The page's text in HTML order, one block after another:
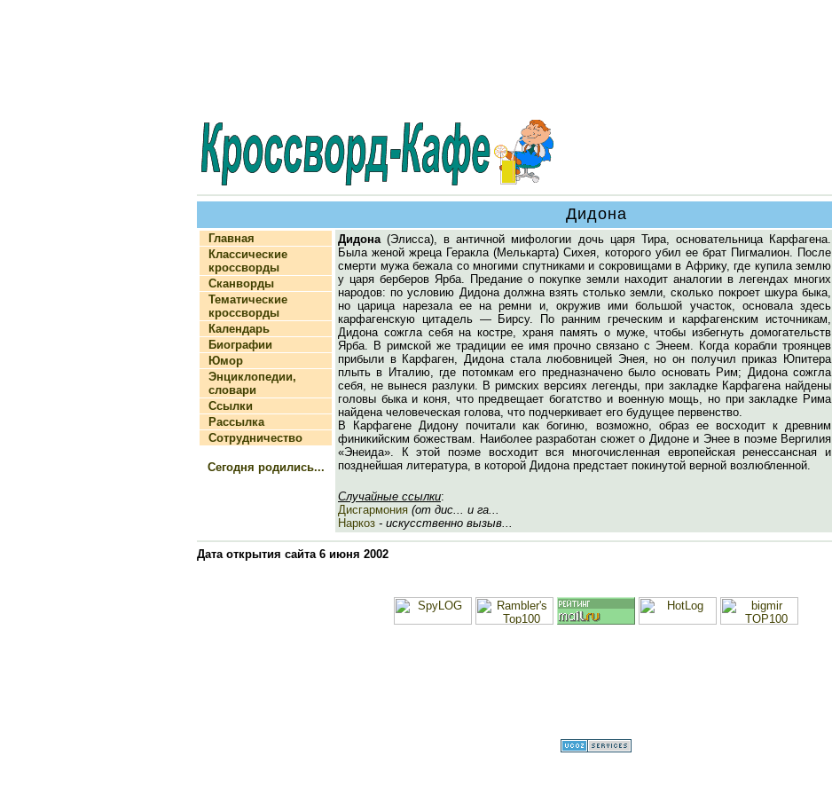
Дидона
Главная
Классические
кроссворды
Сканворды
Тематические
кроссворды
Календарь
Биографии
Юмор
Энциклопедии,
словари
Ссылки
Рассылка
Сотрудничество
Сегодня родились...
Дидона(Элисса), в античной мифологии дочь царя Тира, основательница Карфагена.
Была женой жреца Геракла (Мелькарта) Сихея, которого убил ее брат Пигмалион. После
смерти мужа бежала со многими спутниками и сокровищами в Африку, где купила землю
у царя берберов Ярба. Предание о покупке земли находит аналогии в легендах многих
народов: по условию Дидона должна взять столько земли, сколько покроет шкура быка,
но царица нарезала ее на ремни и, окружив ими большой участок, основала здесь
карфагенскую цитадель — Бирсу. По ранним греческим и карфагенским источникам,
Дидона сожгла себя на костре, храня память о муже, чтобы избегнуть домогательств
Ярба. В римской же традиции ее имя прочно связано с Энеем. Когда корабли троянцев
прибыли в Карфаген, Дидона стала любовницей Энея, но он получил приказ Юпитера
плыть в Италию, где потомкам его предназначено было основать Рим; Дидона сожгла
себя, не вынеся разлуки. В римских версиях легенды, при закладке Карфагена найдены
головы быка и коня, что предвещает богатство и военную мощь, но при закладке Рима
найдена человеческая голова, что подчеркивает его будущее первенство.
В Карфагене Дидону почитали как богиню, возможно, образ ее восходит к древним
финикийским божествам. Наиболее разработан сюжет о Дидоне и Энее в поэме Вергилия
«Энеида». К этой поэме восходит вся многочисленная европейская ренессансная и
позднейшая литература, в которой Дидона предстает покинутой верной возлюбленной.
Случайные ссылки:
Дисгармония (от дис... и га...
Наркоз - искусственно вызыв...
Дата открытия сайта 6 июня 2002